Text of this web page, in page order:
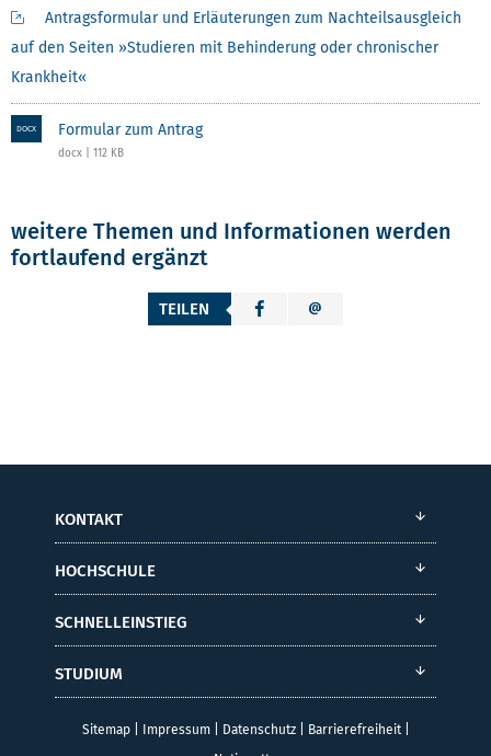
Antragsformular und Erläuterungen zum Nachteilsausgleich
auf den Seiten »Studieren mit Behinderung oder chronischer
Krankheit«
DOCX Formular zum Antrag
docx | 112 KB
weitere Themen und Informationen werden
fortlaufend ergänzt
TEILEN
KONTAKT
HOCHSCHULE
SCHNELLEINSTIEG
STUDIUM
Sitemap| Impressum| Datenschutz| Barrierefreiheit|